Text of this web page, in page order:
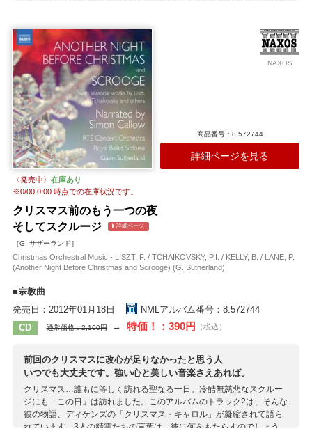
にちなんでおり、聴いているだけで、ウェストミンスターやピカデリ
ー広場、そしてテムズ川のほとりなどでくつろいでいる気分になれる
というとても楽しいアルアバムです。
収録作曲家：
アボット
ヴォーン・ウィリアムズ
コルンゴルト
サリヴァン
ヘンデル
モーリー リチャードソン
NAXOS
商品番号：8.572744
詳細ページを見る
〈発売中〉 在庫あり
※0/00 0:00時点での在庫状況です。
クリスマス前のもう一つの夜
そしてスクルージ
詳細ページ
［G. サザーランド］
Christmas Orchestral Music - LISZT, F. / TCHAIKOVSKY, P.I. / KELLY, B. / LANE, P.
(Another Night Before Christmas and Scrooge) (G. Sutherland)
■宗教曲
発売日：2012年01月18日
NMLアルバム番号：8.572744
CD
通常価格：2,100円 → 特価！：390円 （税込）
前回のクリスマスに改心が足りなかったと思う人
いつでも大丈夫です。強い心と美しい音楽さえあれば。
クリスマス…誰もに等しく訪れる聖なる一日。冷酷無慈悲なスクルー
ジにも「この日」は訪れました。このアルバムのトラック2は、そんな
彼の物語、ディケンズの「クリスマス・キャロル」が凝縮されて語ら
れています。3人の精霊たちの言葉は、彼に何をもたらすのでしょう